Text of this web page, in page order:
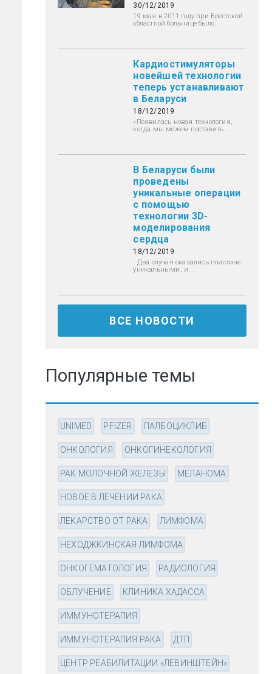
30/12/2019
19 мая в 2011 году при Брестской
областной больнице было...
Кардиостимуляторы
новейшей технологии
теперь устанавливают
в Беларуси
18/12/2019
«Появилась новая технология,
когда мы можем поставить...
В Беларуси были
проведены
уникальные операции
с помощью
технологии 3D-
моделирования
сердца
18/12/2019
Два случая оказались поистине
уникальными, и...
ВСЕ НОВОСТИ
Популярные темы
UNIMED PFIZER ПАЛБОЦИКЛИБ
ОНКОЛОГИЯ ОНКОГИНЕКОЛОГИЯ
РАК МОЛОЧНОЙ ЖЕЛЕЗЫ МЕЛАНОМА
НОВОЕ В ЛЕЧЕНИИ РАКА
ЛЕКАРСТВО ОТ РАКА ЛИМФОМА
НЕХОДЖКИНСКАЯ ЛИМФОМА
ОНКОГЕМАТОЛОГИЯ РАДИОЛОГИЯ
ОБЛУЧЕНИЕ КЛИНИКА ХАДАССА
ИММУНОТЕРАПИЯ
ИММУНОТЕРАПИЯ РАКА ДТП
ЦЕНТР РЕАБИЛИТАЦИИ «ЛЕВИНШТЕЙН»